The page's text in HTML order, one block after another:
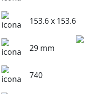
153.6 x 153.6
29 mm
740